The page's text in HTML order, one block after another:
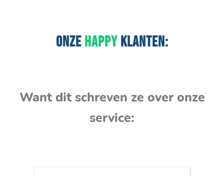
ONZEHAPPYKLANTEN:
Want dit schreven ze over onze
service: